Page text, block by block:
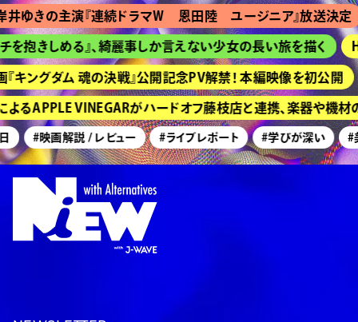
きの主演『連続ドラマＷ 恩田陸 ユージニア』放送決定
抱きしめる』、綺麗事しか言えない少女の長い旅を描く
ングダム 魂の決戦』公開記念PV解禁！ 本編映像を初公開
るAPPLE VINEGARがハードオフ藤枝店と連携、楽器や機材
#映画解説 / レビュー #ライブレポート #学びが深い #美